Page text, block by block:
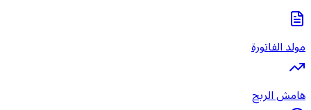
مولد الفاتورة
هامش الربح